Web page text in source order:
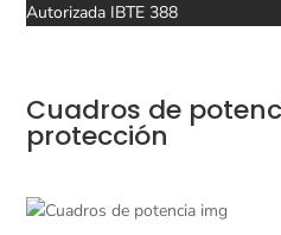
Autorizada IBTE 388
Cuadros de
protección